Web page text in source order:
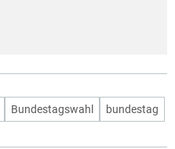
Bundestagswahl
bundestag